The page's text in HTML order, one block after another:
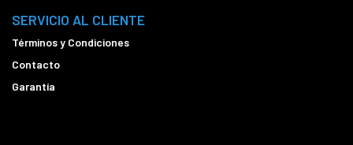
SERVICIO AL CLIENTE
Términos y Condiciones
Contacto
Garantía